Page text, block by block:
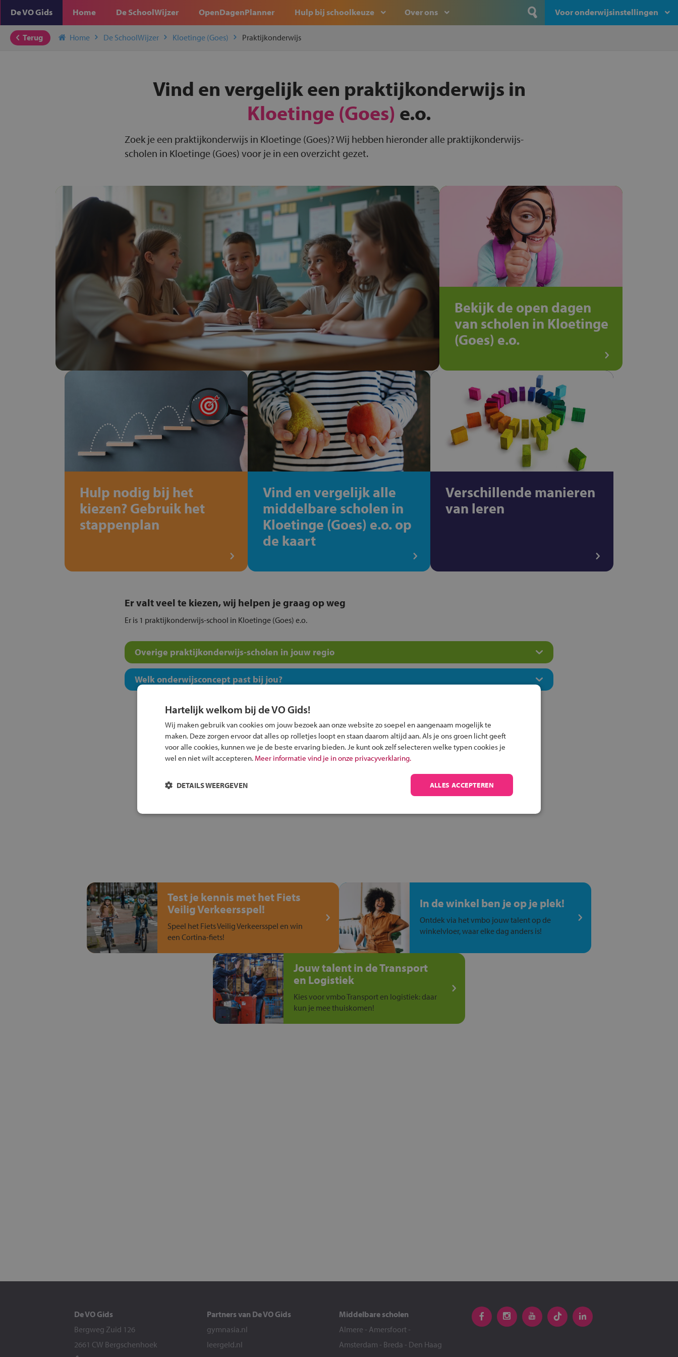
De VO Gids Home De SchoolWijzer OpenDagenPlanner Hulp bij schoolkeuze Over ons Voor onderwijsinstellingen
Terug Home De SchoolWijzer Kloetinge (Goes) Praktijkonderwijs
Vind en vergelijk een praktijkonderwijs in
Kloetinge (Goes) e.o.
Zoek je een praktijkonderwijs in Kloetinge (Goes)? Wij hebben hieronder alle praktijkonderwijs-
scholen in Kloetinge (Goes) voor je in een overzicht gezet.
Bekijk de open dagen
van scholen in Kloetinge
(Goes) e.o.
Hulp nodig bij het
kiezen? Gebruik het
stappenplan
Vind en vergelijk alle
middelbare scholen in
Kloetinge (Goes) e.o. op
de kaart
Verschillende manieren
van leren
Er valt veel te kiezen, wij helpen je graag op weg
Er is 1 praktijkonderwijs-school in Kloetinge (Goes) e.o.
Overige praktijkonderwijs-scholen in jouw regio
Welk onderwijsconcept past bij jou?
Inschrijven?
Test je kennis met het Fiets
Veilig Verkeersspel!
Speel het Fiets Veilig Verkeersspel en win
een Cortina-fiets!
In de winkel ben je op je plek!
Ontdek via het vmbo jouw talent op de
winkelvloer, waar elke dag anders is!
Jouw talent in de Transport
en Logistiek
Kies voor vmbo Transport en logistiek: daar
kun je mee thuiskomen!
De VO Gids
Bergweg Zuid 126
2661 CW Bergschenhoek
Partners van De VO Gids
gymnasia.nl
leergeld.nl
Middelbare scholen
Almere - Amersfoort -
Amsterdam - Breda - Den Haag
Hartelijk welkom bij de VO Gids!
Wij maken gebruik van cookies om jouw bezoek aan onze website zo soepel en aangenaam mogelijk te
maken. Deze zorgen ervoor dat alles op rolletjes loopt en staan daarom altijd aan. Als je ons groen licht geeft
voor alle cookies, kunnen we je de beste ervaring bieden. Je kunt ook zelf selecteren welke typen cookies je
wel en niet wilt accepteren. Meer informatie vind je in onze privacyverklaring.
ALLES ACCEPTEREN
DETAILS WEERGEVEN